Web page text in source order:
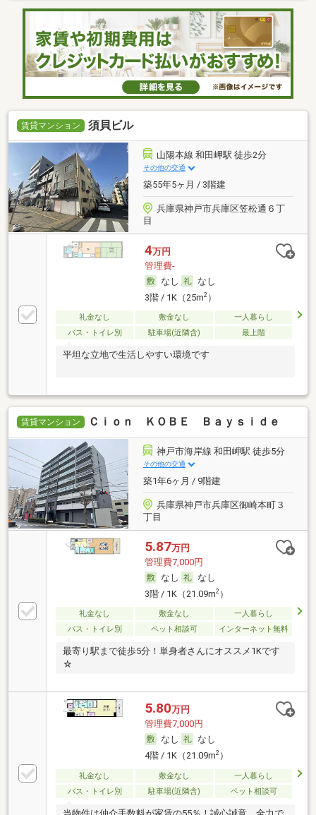
賃貸マンション 須貝ビル
山陽本線 和田岬駅 徒歩2分
その他の交通
築55年5ヶ月 / 3階建
兵庫県神戸市兵庫区笠松通６丁
目
4万円
管理費-
なし
なし
3階 / 1K（25m2）
礼金なし 敷金なし
一人暮らし
バス・トイレ別
駐車場(近隣含) 最上階
平坦な立地で生活しやすい環境です
賃貸マンション Ｃｉｏｎ ＫＯＢＥ Ｂａｙｓｉｄｅ
神戸市海岸線 和田岬駅 徒歩5分
その他の交通
築1年6ヶ月 / 9階建
兵庫県神戸市兵庫区御崎本町３
丁目
5.87万円
管理費7,000円
なし
なし
3階 / 1K（21.09m2）
礼金なし 敷金なし
一人暮らし
バス・トイレ別
ペット相談可 インターネット無料
最寄り駅まで徒歩5分！単身者さんにオススメ1Kです
☆
5.80万円
管理費7,000円
なし
なし
4階 / 1K（21.09m2）
礼金なし 敷金なし
一人暮らし
バス・トイレ別
駐車場(近隣含) ペット相談可